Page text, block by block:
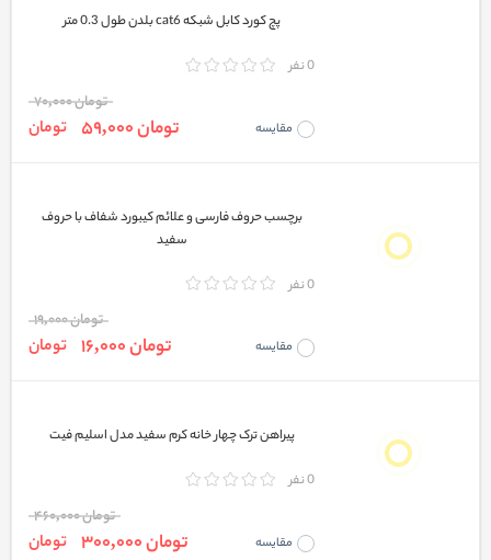
پچ کورد کابل شبکه cat6 بلدن طول 0.3 متر
0 نفر
مقایسه
تومان 70,000
تومان 59,000 تومان
برچسب حروف فارسی و علائم کیبورد شفاف با حروف
سفید
0 نفر
مقایسه
تومان 19,000
تومان 16,000 تومان
پیراهن ترک چهار خانه کرم سفید مدل اسلیم فیت
0 نفر
مقایسه
تومان 460,000
تومان 300,000 تومان